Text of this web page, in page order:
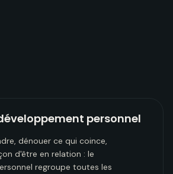
personnel
dénouer ce qui coince,
d'être en relation : le
regroupe toutes les